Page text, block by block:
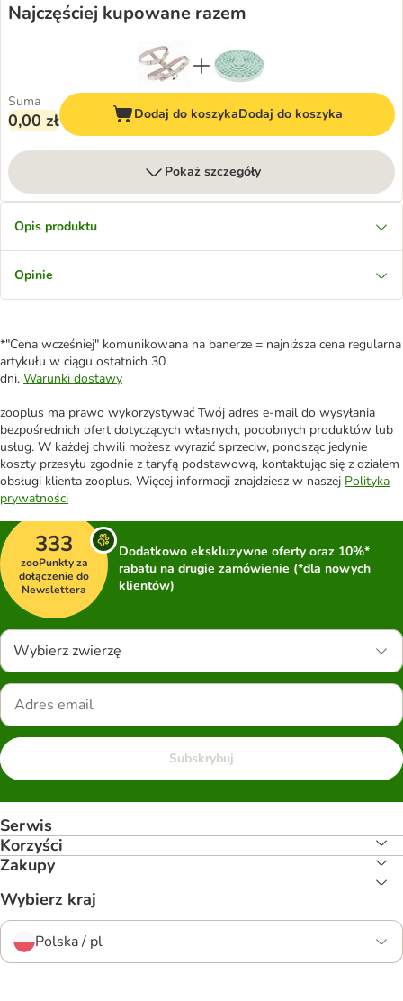
Najczęściej kupowane razem
Suma
0,00 zł Dodaj do koszykaDodaj do koszyka
Pokaż szczegóły
Opis produktu
Opinie
*"Cena wcześniej" komunikowana na banerze = najniższa cena regularna
artykułu w ciągu ostatnich 30
dni. Warunki dostawy
zooplus ma prawo wykorzystywać Twój adres e-mail do wysyłania
bezpośrednich ofert dotyczących własnych, podobnych produktów lub
usług. W każdej chwili możesz wyrazić sprzeciw, ponosząc jedynie
koszty przesyłu zgodnie z taryfą podstawową, kontaktując się z działem
obsługi klienta zooplus. Więcej informacji znajdziesz w naszej Polityka
prywatności
333
zooPunkty za
dołączenie do
Newslettera
Dodatkowo ekskluzywne oferty oraz 10%*
rabatu na drugie zamówienie (*dla nowych
klientów)
Wybierz zwierzę
Subskrybuj
Serwis
Korzyści
Zakupy
Wybierz kraj
Polska / pl